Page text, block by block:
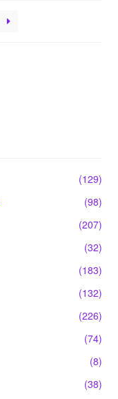
(129)
(98)
(207)
(32)
(183)
(132)
(226)
(74)
(8)
(38)